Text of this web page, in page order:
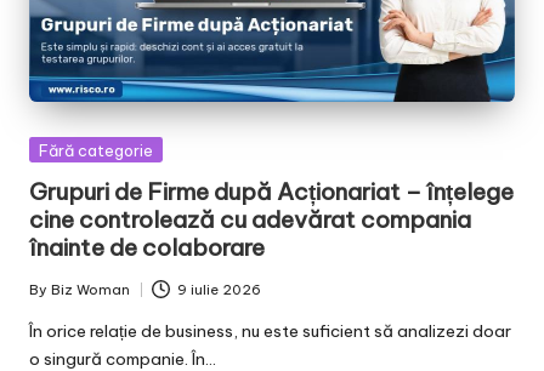
Posted
Fără categorie
Grupuri de Firme după Acționariat – înțelege
cine controlează cu adevărat compania
înainte de colaborare
Posted
by
By Biz Woman 9 iulie 2026
În orice relație de business, nu este suficient să analizezi doar
o singură companie. În…